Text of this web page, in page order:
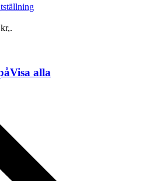
,.
Visa alla